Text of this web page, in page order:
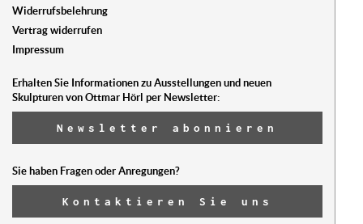
Widerrufsbelehrung
Vertrag widerrufen
Impressum
Erhalten Sie Informationen zu Ausstellungen und neuen
Skulpturen von Ottmar Hörl per Newsletter:
Newsletter abonnieren
Sie haben Fragen oder Anregungen?
Kontaktieren Sie uns